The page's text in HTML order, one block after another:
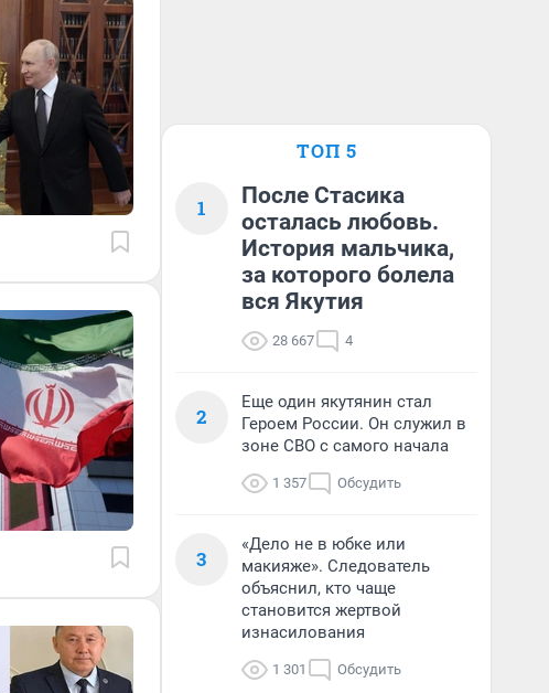
ТОП 5
1
После Стасика
осталась любовь.
История мальчика,
за которого болела
вся Якутия
28 667 4
2
Еще один якутянин стал
Героем России. Он служил в
зоне СВО с самого начала
1 357 Обсудить
3
«Дело не в юбке или
макияже». Следователь
объяснил, кто чаще
становится жертвой
изнасилования
1 301 Обсудить